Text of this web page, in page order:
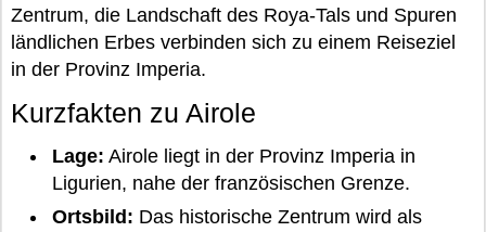
Zentrum, die Landschaft des Roya-Tals und Spuren
ländlichen Erbes verbinden sich zu einem Reiseziel
in der Provinz Imperia.
Kurzfakten zu Airole
Lage: Airole liegt in der Provinz Imperia in
Ligurien, nahe der französischen Grenze.
Ortsbild: Das historische Zentrum wird als